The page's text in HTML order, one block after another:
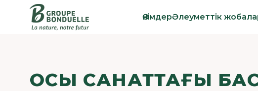
ӨнімдерӘлеуметтік
ОСЫ САНАТТАҒЫ